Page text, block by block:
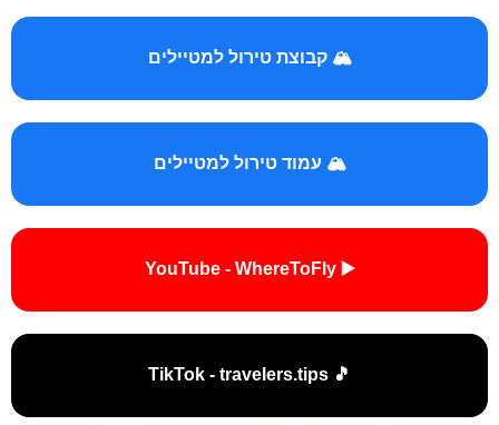
🏔️ קבוצת טירול למטיילים
🏔️ עמוד טירול למטיילים
▶️ YouTube - WhereToFly
🎵 TikTok - travelers.tips